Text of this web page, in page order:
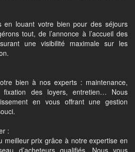
en louant votre bien pour des séjours
tout, de l’annonce à l’accueil des
une visibilité maximale sur les
bien à nos experts : maintenance,
fixation des loyers, entretien… Nous
en vous offrant une gestion
:
meilleur prix grâce à notre expertise en
d’acheteurs qualifiés. Nous vous